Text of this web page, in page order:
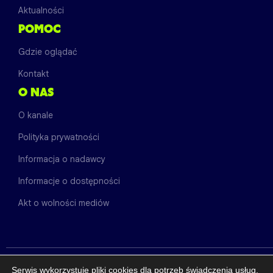
Aktualności
POMOC
Gdzie oglądać
Kontakt
O NAS
O kanale
Polityka prywatności
Informacja o nadawcy
Informacje o dostępności
Akt o wolności mediów
Serwis wykorzystuje pliki cookies dla potrzeb świadczenia usług,